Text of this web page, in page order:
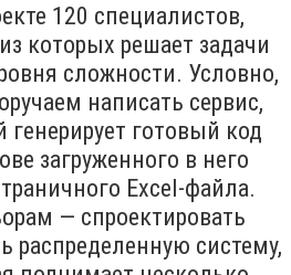
120 специалистов,
которых решает задачи
сложности. Условно,
написать сервис,
генерирует готовый код
загруженного в него
Excel-файла.
— спроектировать
распределенную систему,